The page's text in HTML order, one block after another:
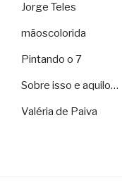
Jorge Teles
mãoscolorida
Pintando o 7
Sobre isso e aquilo…
Valéria de Paiva